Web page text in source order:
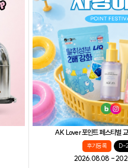
AK Lover 포인트 페스티벌
후기등록 D-
2026.08.08 -